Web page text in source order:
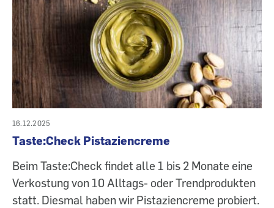
16.12.2025
Taste:Check Pistaziencreme
Beim Taste:Check findet alle 1 bis 2 Monate eine
Verkostung von 10 Alltags- oder Trendprodukten
statt. Diesmal haben wir Pistaziencreme probiert.